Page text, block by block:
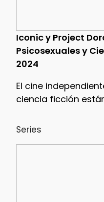
Iconic y Project
Psicosexuales y
2024
El cine
ciencia ficción
Series